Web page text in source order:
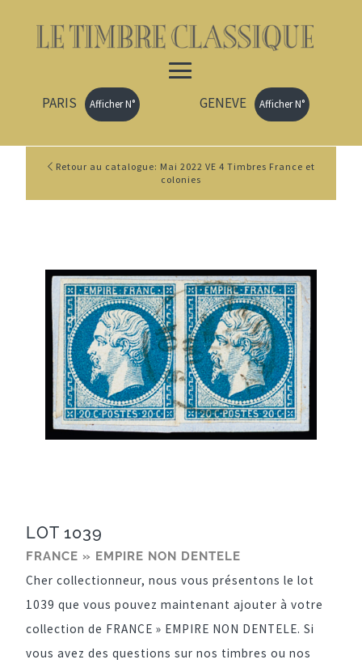
PARIS Afficher N° GENEVE Afficher N°
Retour au catalogue: Mai 2022 VE 4 Timbres France et
colonies
LOT 1039
FRANCE » EMPIRE NON DENTELE
Cher collectionneur, nous vous présentons le lot
1039 que vous pouvez maintenant ajouter à votre
collection de FRANCE » EMPIRE NON DENTELE. Si
vous avez des questions sur nos timbres ou nos